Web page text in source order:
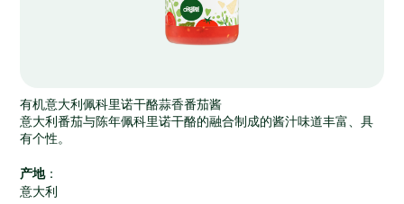
有机意大利佩科里诺干酪蒜香番茄酱
意大利番茄与陈年佩科里诺干酪的融合制成的酱汁味道丰富、具
有个性。
产地：
意大利